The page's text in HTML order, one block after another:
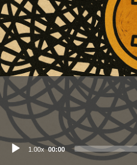
Audio 1.00x 00:00